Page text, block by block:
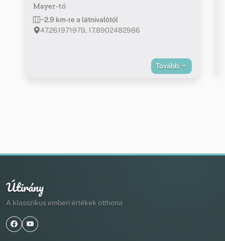
Mayer-tó
~2.9 km-re a látnivalótól
47.261971979, 17.8902482986
Tovább
Útirány
A klasszikus emberi értékek otthona